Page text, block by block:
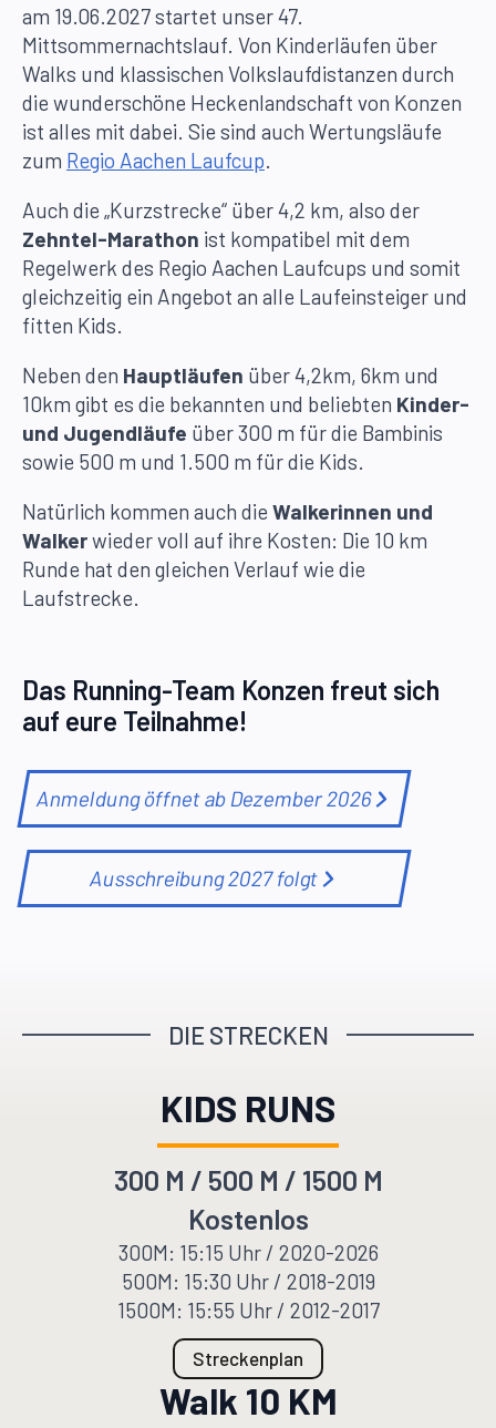
am 19.06.2027 startet unser 47.
Mittsommernachtslauf. Von Kinderläufen über
Walks und klassischen Volkslaufdistanzen durch
die wunderschöne Heckenlandschaft von Konzen
ist alles mit dabei. Sie sind auch Wertungsläufe
zum Regio Aachen Laufcup
Auch die „Kurzstrecke“ über 4,2 km, also der
Zehntel-Marathon ist kompatibel mit dem
Regelwerk des Regio Aachen Laufcups und somit
gleichzeitig ein Angebot an alle Laufeinsteiger und
fitten Kids.
Neben den Hauptläufen über 4,2km, 6km und
10km gibt es die bekannten und beliebten Kinder-
und Jugendläufe über 300 m für die Bambinis
sowie 500 m und 1.500 m für die Kids.
Natürlich kommen auch die Walkerinnen und
Walkerwieder voll auf ihre Kosten: Die 10 km
Runde hat den gleichen Verlauf wie die
Laufstrecke.
Das Running-Team Konzen freut sich
auf eure Teilnahme!
Anmeldung öffnet ab Dezember 2026
Ausschreibung 2027 folgt
DIE STRECKEN
KIDS RUNS
300 M / 500 M / 1500 M
Kostenlos
300M: 15:15 Uhr / 2020-2026
500M: 15:30 Uhr / 2018-2019
1500M: 15:55 Uhr / 2012-2017
Streckenplan
Walk 10 KM